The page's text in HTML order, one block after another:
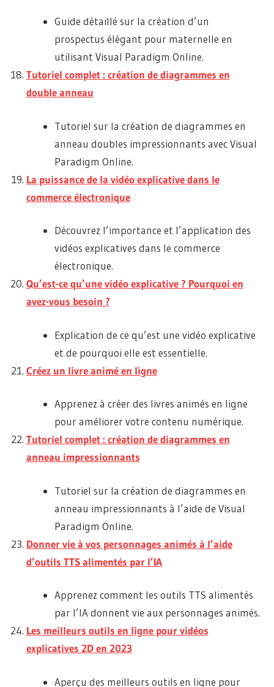
Guide détaillé sur la création d’un
prospectus élégant pour maternelle en
utilisant Visual Paradigm Online.
Tutoriel complet : création de diagrammes en
double anneau
Tutoriel sur la création de diagrammes en
anneau doubles impressionnants avec Visual
Paradigm Online.
La puissance de la vidéo explicative dans le
commerce électronique
Découvrez l’importance et l’application des
vidéos explicatives dans le commerce
électronique.
Qu’est-ce qu’une vidéo explicative ? Pourquoi en
avez-vous besoin ?
Explication de ce qu’est une vidéo explicative
et de pourquoi elle est essentielle.
Créez un livre animé en ligne
Apprenez à créer des livres animés en ligne
pour améliorer votre contenu numérique.
Tutoriel complet : création de diagrammes en
anneau impressionnants
Tutoriel sur la création de diagrammes en
anneau impressionnants à l’aide de Visual
Paradigm Online.
Donner vie à vos personnages animés à l’aide
d’outils TTS alimentés par l’IA
Apprenez comment les outils TTS alimentés
par l’IA donnent vie aux personnages animés.
Les meilleurs outils en ligne pour vidéos
explicatives 2D en 2023
Aperçu des meilleurs outils en ligne pour